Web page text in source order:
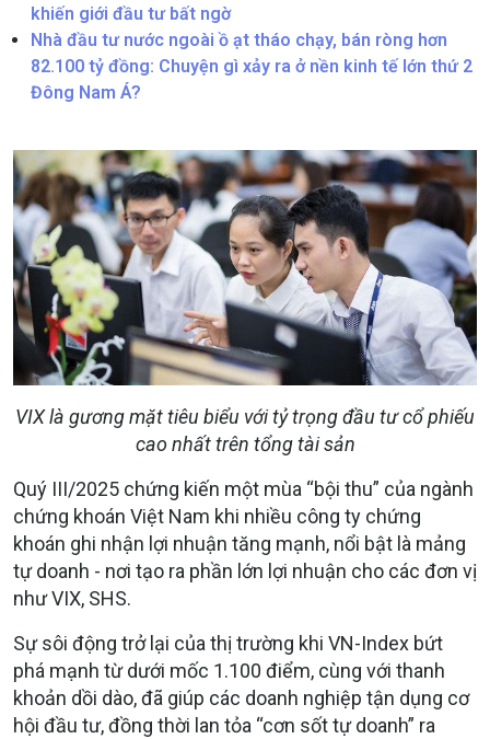
khiến giới đầu tư bất ngờ
Nhà đầu tư nước ngoài ồ ạt tháo chạy, bán ròng hơn
82.100 tỷ đồng: Chuyện gì xảy ra ở nền kinh tế lớn thứ 2
Đông Nam Á?
VIX là gương mặt tiêu biểu với tỷ trọng đầu tư cổ phiếu
cao nhất trên tổng tài sản
Quý III/2025 chứng kiến một mùa “bội thu” của ngành
chứng khoán Việt Nam khi nhiều công ty chứng
khoán ghi nhận lợi nhuận tăng mạnh, nổi bật là mảng
tự doanh - nơi tạo ra phần lớn lợi nhuận cho các đơn vị
như VIX, SHS.
Sự sôi động trở lại của thị trường khi VN-Index bứt
phá mạnh từ dưới mốc 1.100 điểm, cùng với thanh
khoản dồi dào, đã giúp các doanh nghiệp tận dụng cơ
hội đầu tư, đồng thời lan tỏa “cơn sốt tự doanh” ra